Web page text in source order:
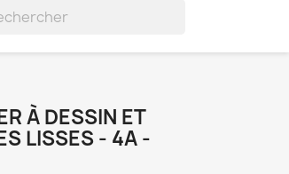
À DESSIN ET
LISSES - 4A -